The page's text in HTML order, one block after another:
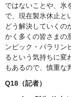
ではないことや、氷
で、現在製氷休止と
どう解決していくの
かく多くの皆さまの
ンピック・パラリン
るという気持ちに変
もあるので、慎重な
Q18（記者）